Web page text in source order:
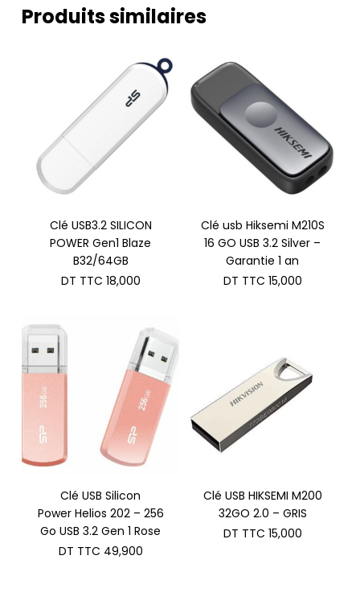
Produits similaires
Clé USB3.2 SILICON
POWER Gen1 Blaze
B32/64GB
DT TTC 18,000
Clé usb Hiksemi M210S
16 GO USB 3.2 Silver –
Garantie 1 an
DT TTC 15,000
Clé USB Silicon
Power Helios 202 – 256
Go USB 3.2 Gen 1 Rose
DT TTC 49,900
Clé USB HIKSEMI M200
32GO 2.0 – GRIS
DT TTC 15,000